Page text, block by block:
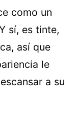
como un
sí, es tinte,
así que
le
a su